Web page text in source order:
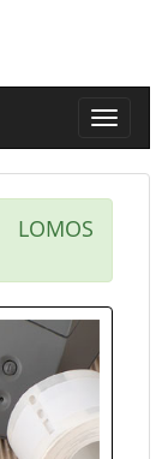
Toggle
LOMOS